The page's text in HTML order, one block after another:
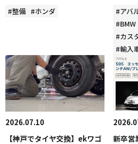
#整備 #ホンダ #アバ
#BMW
#カス
#輸入
2026.07.10
【神戸でタイヤ交換】ekワゴ
新卒営